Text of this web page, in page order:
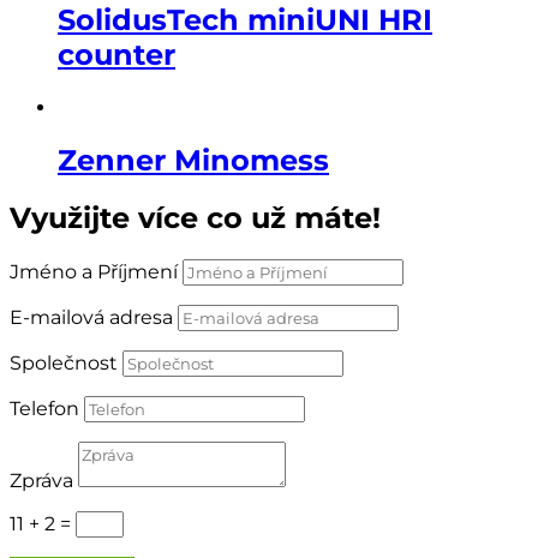
SolidusTech miniUNI HRI
counter
Zenner Minomess
Využijte více co už máte!
Jméno a Příjmení
E-mailová adresa
Společnost
Telefon
Zpráva
11 + 2 =